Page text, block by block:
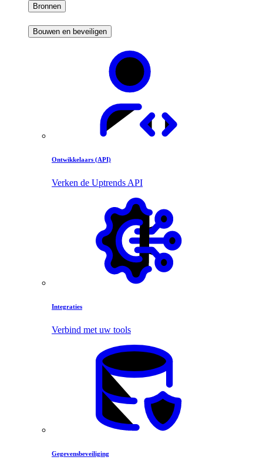
Bronnen
Bouwen en beveiligen
Ontwikkelaars (API)
Verken de Uptrends API
Integraties
Verbind met uw tools
Gegevensbeveiliging